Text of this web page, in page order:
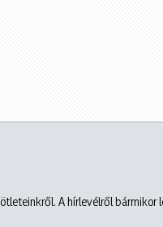
A hírlevélről bármikor